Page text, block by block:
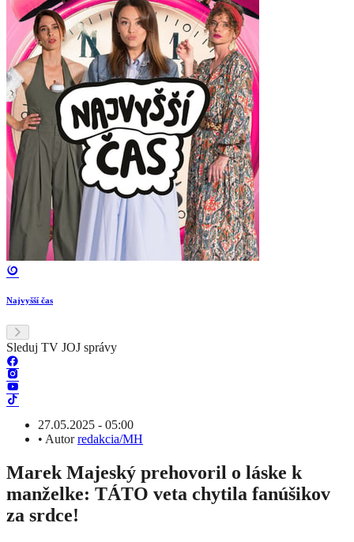
Najvyšší čas
Sleduj TV JOJ správy
27.05.2025 - 05:00
• Autorredakcia/MH
Marek Majeský prehovoril o láske k
manželke: TÁTO veta chytila fanúšikov
za srdce!